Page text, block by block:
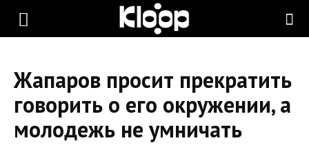
KLOOP.KG
Новости
Жапаров просит прекратить
говорить о его окружении, а
молодежь не умничать